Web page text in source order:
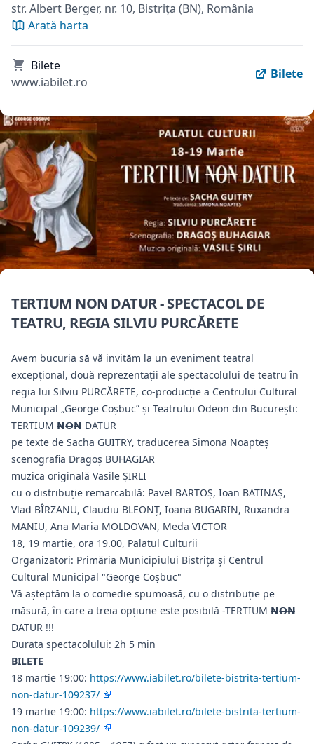
str. Albert Berger, nr. 10, Bistrița (BN), România
Arată harta
Bilete
www.iabilet.ro
Bilete
TERTIUM NON DATUR - SPECTACOL DE
TEATRU, REGIA SILVIU PURCĂRETE
Avem bucuria să vă invităm la un eveniment teatral
excepţional, două reprezentaţii ale spectacolului de teatru în
regia lui Silviu PURCĂRETE, co-producţie a Centrului Cultural
Municipal „George Coşbuc” şi Teatrului Odeon din Bucureşti:
TERTIUM 𝗡̶𝗢̶𝗡̶ DATUR
pe texte de Sacha GUITRY, traducerea Simona Noapteș
scenografia Dragoș BUHAGIAR
muzica originală Vasile ȘIRLI
cu o distribuţie remarcabilă: Pavel BARTOȘ, Ioan BATINAȘ,
Vlad BÎRZANU, Claudiu BLEONȚ, Ioana BUGARIN, Ruxandra
MANIU, Ana Maria MOLDOVAN, Meda VICTOR
18, 19 martie, ora 19.00, Palatul Culturii
Organizatori: Primăria Municipiului Bistriţa şi Centrul
Cultural Municipal "George Coşbuc"
Vă așteptăm la o comedie spumoasă, cu o distribuție pe
măsură, în care a treia opțiune este posibilă -TERTIUM 𝗡̶𝗢̶𝗡̶
DATUR !!!
Durata spectacolului: 2h 5 min
BILETE
18 martie 19:00: https://www.iabilet.ro/bilete-bistrita-tertium-
non-datur-109237/
19 martie 19:00: https://www.iabilet.ro/bilete-bistrita-tertium-
non-datur-109239/